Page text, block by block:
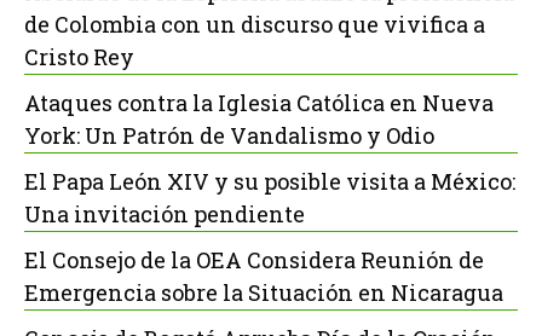
de Colombia con un discurso que vivifica a
Cristo Rey
Ataques contra la Iglesia Católica en Nueva
York: Un Patrón de Vandalismo y Odio
El Papa León XIV y su posible visita a México:
Una invitación pendiente
El Consejo de la OEA Considera Reunión de
Emergencia sobre la Situación en Nicaragua